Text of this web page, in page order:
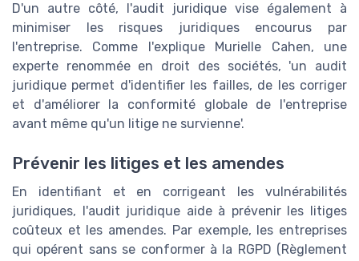
D'un autre côté, l'audit juridique vise également à
minimiser les risques juridiques encourus par
l'entreprise. Comme l'explique Murielle Cahen, une
experte renommée en droit des sociétés, 'un audit
juridique permet d'identifier les failles, de les corriger
et d'améliorer la conformité globale de l'entreprise
avant même qu'un litige ne survienne'.
Prévenir les litiges et les amendes
En identifiant et en corrigeant les vulnérabilités
juridiques, l'audit juridique aide à prévenir les litiges
coûteux et les amendes. Par exemple, les entreprises
qui opérent sans se conformer à la RGPD (Règlement